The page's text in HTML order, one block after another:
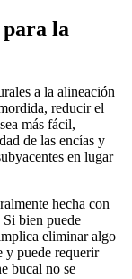
la
a la alineación
reducir el
más fácil,
de las encías y
en lugar
hecha con
bien puede
eliminar algo
y puede requerir
bucal no se